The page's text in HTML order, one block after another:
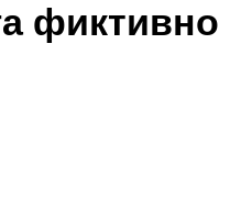
фиктивно